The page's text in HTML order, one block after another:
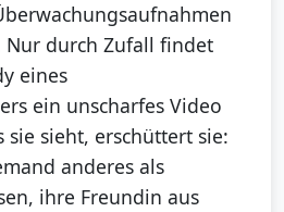
durch Zufall findet
eines
ein unscharfes Video
sie sieht, erschüttert sie:
anderes als
ihre Freundin aus